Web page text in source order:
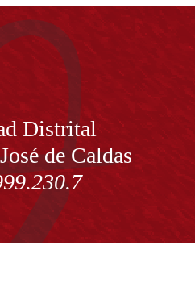
Distrital
de Caldas